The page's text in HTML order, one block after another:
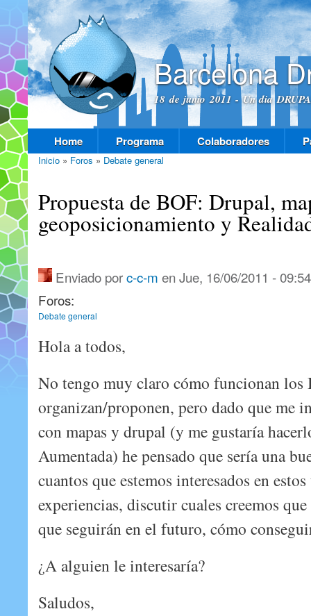
Barcelona
18 de junio 2011 - Un dia
Menú principal
Home Programa Colaboradores
Inicio » Foros » Debate general
Propuesta de BOF: Drupal,
geoposicionamiento y
Enviado porc-c-m en Jue, 16/06/2011 - 09:54
Foros:
Debate general
Hola a todos,
No tengo muy claro cómo funcionan los
organizan/proponen, pero dado que me
con mapas y drupal (y me gustaría
Aumentada) he pensado que sería una
cuantos que estemos interesados en
experiencias, discutir cuales creemos
que seguirán en el futuro, cómo
¿A alguien le interesaría?
Saludos,